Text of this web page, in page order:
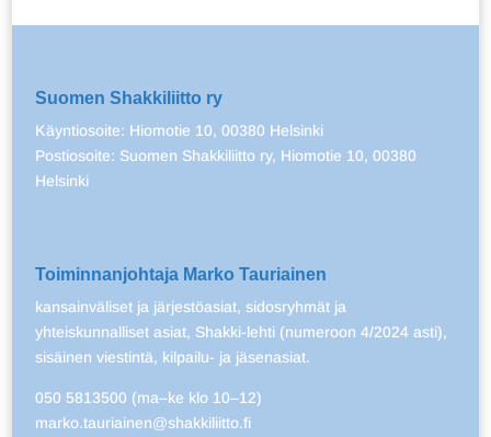
Suomen Shakkiliitto ry
Käyntiosoite: Hiomotie 10, 00380 Helsinki
Postiosoite: Suomen Shakkiliitto ry, Hiomotie 10, 00380
Helsinki
Toiminnanjohtaja Marko Tauriainen
kansainväliset ja järjestöasiat, sidosryhmät ja
yhteiskunnalliset asiat, Shakki-lehti (numeroon 4/2024 asti),
sisäinen viestintä, kilpailu- ja jäsenasiat.
050 5813500 (ma–ke klo 10–12)
marko.tauriainen@shakkiliitto.fi